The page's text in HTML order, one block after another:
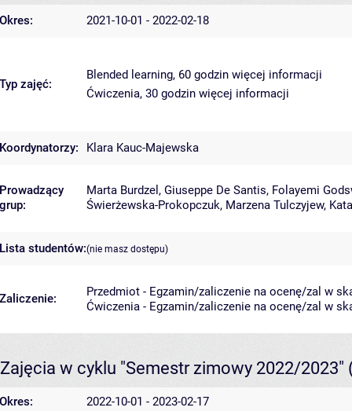
Okres: 2021-10-01 - 2022-02-18
Typ zajęć:
Blended learning, 60 godzin więcej informacji
Ćwiczenia, 30 godzin więcej informacji
Koordynatorzy: Klara Kauc-Majewska
Prowadzący
grup:
Marta Burdzel , Giuseppe De Santis, Folayemi
Świerżewska-Prokopczuk, Marzena Tulczyjew,
Lista studentów:(nie masz dostępu)
Zaliczenie:
Przedmiot - Egzamin/zaliczenie na ocenę/zal w
Ćwiczenia - Egzamin/zaliczenie na ocenę/zal w
Zajęcia w cyklu "Semestr zimowy 2022/2023"
Okres: 2022-10-01 - 2023-02-17